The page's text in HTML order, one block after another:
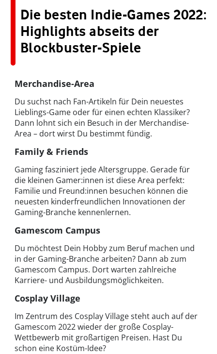
Die besten Indie-Games 2022:
Highlights abseits der
Blockbuster-Spiele
Merchandise-Area
Du suchst nach Fan-Artikeln für Dein neuestes
Lieblings-Game oder für einen echten Klassiker?
Dann lohnt sich ein Besuch in der Merchandise-
Area – dort wirst Du bestimmt fündig.
Family & Friends
Gaming fasziniert jede Altersgruppe. Gerade für
die kleinen Gamer:innen ist diese Area perfekt:
Familie und Freund:innen besuchen können die
neuesten kinderfreundlichen Innovationen der
Gaming-Branche kennenlernen.
Gamescom Campus
Du möchtest Dein Hobby zum Beruf machen und
in der Gaming-Branche arbeiten? Dann ab zum
Gamescom Campus. Dort warten zahlreiche
Karriere- und Ausbildungsmöglichkeiten.
Cosplay Village
Im Zentrum des Cosplay Village steht auch auf der
Gamescom 2022 wieder der große Cosplay-
Wettbewerb mit großartigen Preisen. Hast Du
schon eine Kostüm-Idee?